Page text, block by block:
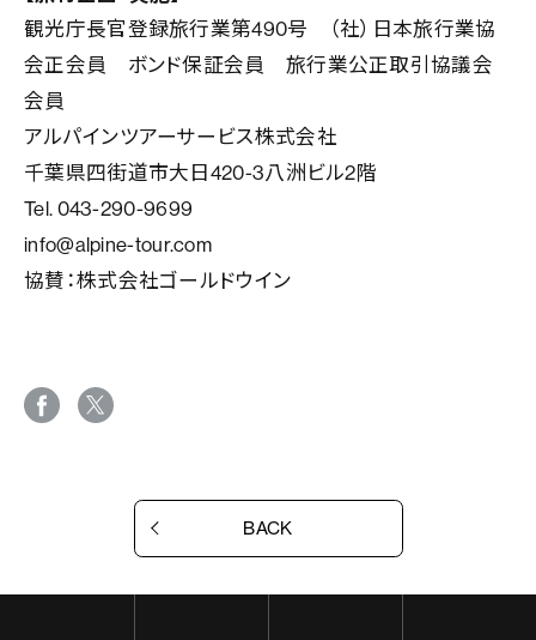
観光庁長官登録旅行業第490号 （社）日本旅行業協
会正会員 ボンド保証会員 旅行業公正取引協議会
会員
アルパインツアーサービス株式会社
千葉県四街道市大日420-3八洲ビル2階
Tel. 043-290-9699
info@alpine-tour.com
協賛：株式会社ゴールドウイン
BACK